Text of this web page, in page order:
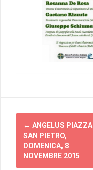
Post
navigation
← ANGELUS PIAZZA
SAN PIETRO,
DOMENICA, 8
NOVEMBRE 2015